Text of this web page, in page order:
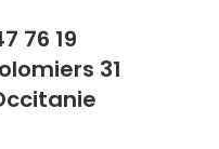
76 19
31